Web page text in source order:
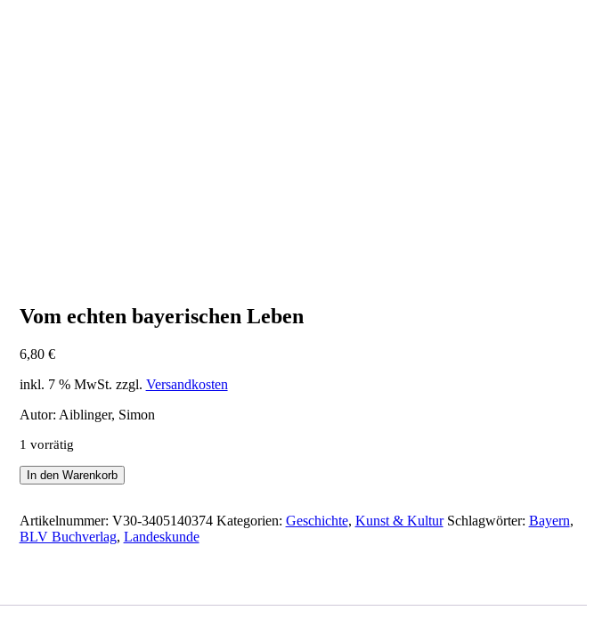
Vom echten bayerischen Leben
6,80 €
inkl. 7 % MwSt. zzgl. Versandkosten
Autor: Aiblinger, Simon
1 vorrätig
Vom
echten
Leben
Menge
In den Warenkorb
Artikelnummer: V30-3405140374 Kategorien: Geschichte, Kunst & Kultur Schlagwörter: Bayern,
BLV Buchverlag, Landeskunde